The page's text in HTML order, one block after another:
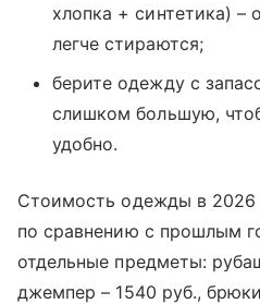
хлопка + синтетика) –
легче стираются;
берите одежду с
слишком большую,
удобно.
Стоимость одежды в 2026
по сравнению с прошлым
отдельные предметы:
джемпер – 1540 руб.,